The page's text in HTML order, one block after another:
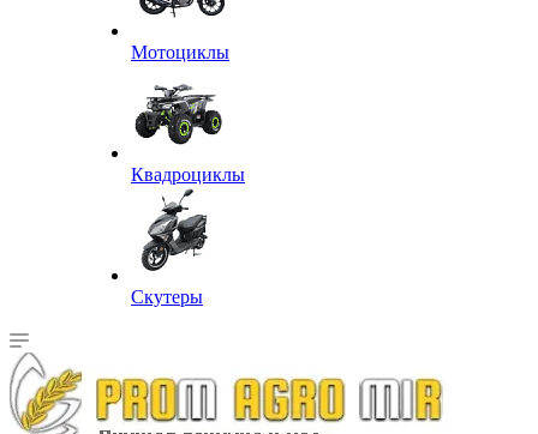
Мотоциклы
Квадроциклы
Скутеры